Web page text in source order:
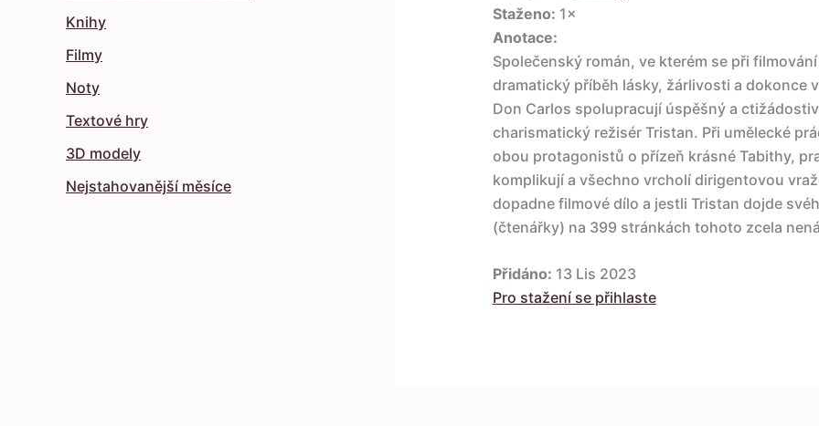
Knihy
Filmy
Noty
Textové hry
3D modely
Nejstahovanější měsíce
Staženo: 1×
Anotace:
Společenský román, ve kterém se při
dramatický příběh lásky, žárlivosti a dokonce
Don Carlos spolupracují úspěšný a
charismatický režisér Tristan. Při umělecké
obou protagonistů o přízeň krásné Tabithy,
komplikují a všechno vrcholí dirigentovou
dopadne filmové dílo a jestli Tristan dojde
(čtenářky) na 399 stránkách tohoto zcela
Přidáno: 13 Lis 2023
Pro stažení se přihlaste